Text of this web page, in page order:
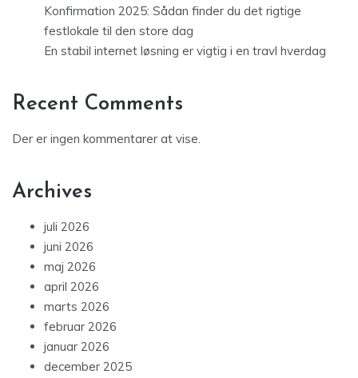
Konfirmation 2025: Sådan finder du det rigtige
festlokale til den store dag
En stabil internet løsning er vigtig i en travl hverdag
Recent Comments
Der er ingen kommentarer at vise.
Archives
juli 2026
juni 2026
maj 2026
april 2026
marts 2026
februar 2026
januar 2026
december 2025